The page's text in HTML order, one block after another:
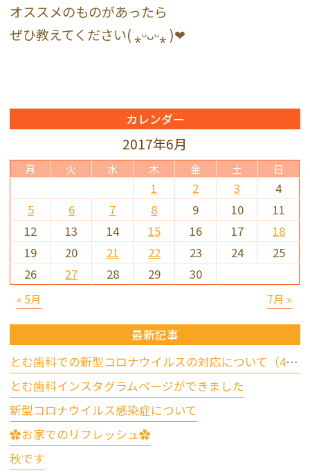
オススメのものがあったら
ぜひ教えてください( ⁎ᵕᴗᵕ⁎ )❤︎
カレンダー
2017年6月
月 火 水 木 金 土 日
« 5月 7月 »
1 2 3
4
5
6 7 8 9 10
11
12
13 14 15 16 17
18
19
20 21 22 23 24
25
26
27 28 29 30
最新記事
とむ歯科での新型コロナウイルスの対応について（4/17更新）
とむ歯科インスタグラムページができました
新型コロナウイルス感染症について
✿お家でのリフレッシュ✿
秋です